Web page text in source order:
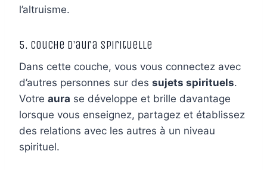
l’altruisme.
5. Couche d’aura spirituelle
Dans cette couche, vous vous connectez avec
d’autres personnes sur des sujets spirituels.
Votre aura se développe et brille davantage
lorsque vous enseignez, partagez et établissez
des relations avec les autres à un niveau
spirituel.